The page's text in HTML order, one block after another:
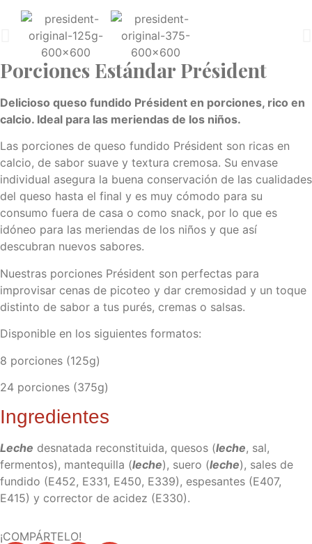
Porciones Estándar Président
Delicioso queso fundido Président en porciones, rico en
calcio. Ideal para las meriendas de los niños.
Las porciones de queso fundido Président son ricas en
calcio, de sabor suave y textura cremosa. Su envase
individual asegura la buena conservación de las cualidades
del queso hasta el final y es muy cómodo para su
consumo fuera de casa o como snack, por lo que es
idóneo para las meriendas de los niños y que así
descubran nuevos sabores.
Nuestras porciones Président son perfectas para
improvisar cenas de picoteo y dar cremosidad y un toque
distinto de sabor a tus purés, cremas o salsas.
Disponible en los siguientes formatos:
8 porciones (125g)
24 porciones (375g)
Ingredientes
Leche desnatada reconstituida, quesos (leche, sal,
fermentos), mantequilla (leche), suero (leche), sales de
fundido (E452, E331, E450, E339), espesantes (E407,
E415) y corrector de acidez (E330).
¡COMPÁRTELO!